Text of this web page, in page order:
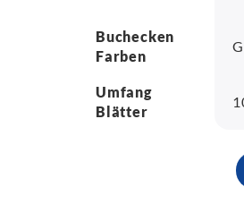
Buchecken
Farben
Umfang
Blätter